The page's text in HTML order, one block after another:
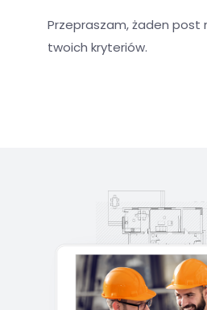
Przepraszam, żaden post
twoich kryteriów.